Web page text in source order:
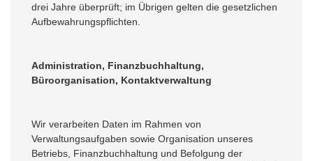
drei Jahre überprüft; im Übrigen gelten die gesetzlichen
Aufbewahrungspflichten.
Administration, Finanzbuchhaltung,
Büroorganisation, Kontaktverwaltung
Wir verarbeiten Daten im Rahmen von
Verwaltungsaufgaben sowie Organisation unseres
Betriebs, Finanzbuchhaltung und Befolgung der